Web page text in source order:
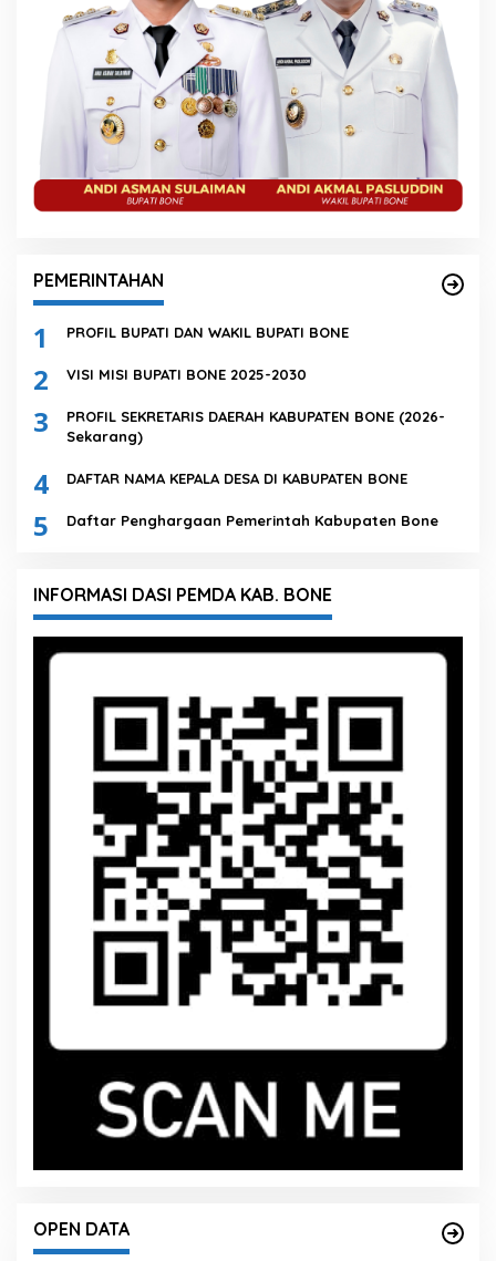
PEMERINTAHAN
1 PROFIL BUPATI DAN WAKIL BUPATI BONE
2 VISI MISI BUPATI BONE 2025-2030
3
PROFIL SEKRETARIS DAERAH KABUPATEN BONE (2026-
Sekarang)
4 DAFTAR NAMA KEPALA DESA DI KABUPATEN BONE
5 Daftar Penghargaan Pemerintah Kabupaten Bone
INFORMASI DASI PEMDA KAB. BONE
OPEN DATA